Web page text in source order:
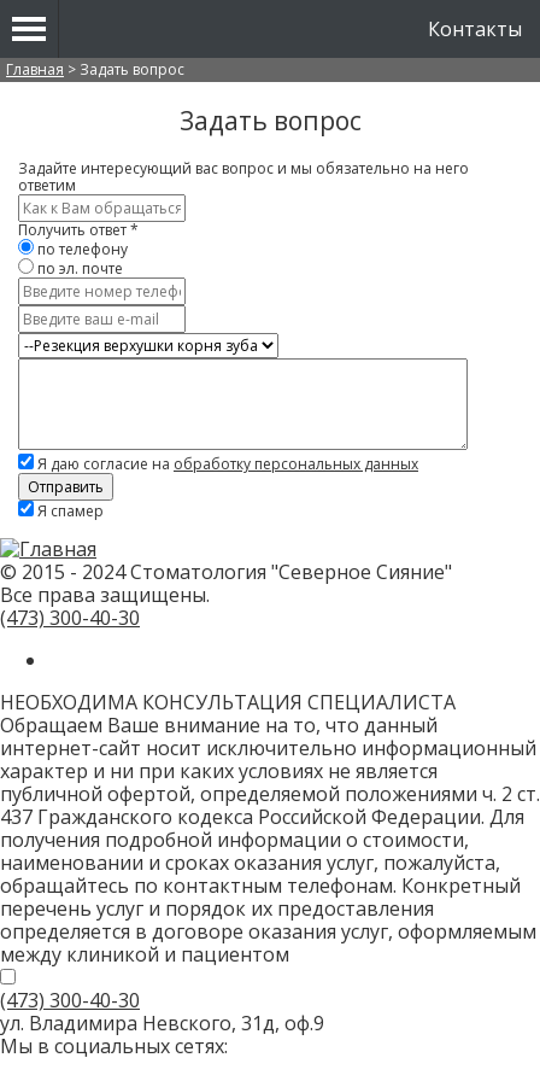
Контакты
Вы здесь
Главная > Задать вопрос
Задать вопрос
Задайте интересующий вас вопрос и мы обязательно на него
ответим
Имя
*
Получить ответ*
по телефону
по эл. почте
Контактный
телефон
E-
mail
Услуга
Вопрос
Я даю согласие на обработку персональных данных
Скажите,
не
заполняйте
это
поле.
CAPTCHA
только
роботов!
Я спамер
© 2015 - 2024 Стоматология "Северное Сияние"
Все права защищены.
(473) 300-40-30
НЕОБХОДИМА КОНСУЛЬТАЦИЯ СПЕЦИАЛИСТА
Обращаем Ваше внимание на то, что данный
интернет-сайт носит исключительно информационный
характер и ни при каких условиях не является
публичной офертой, определяемой положениями ч. 2 ст.
437 Гражданского кодекса Российской Федерации. Для
получения подробной информации о стоимости,
наименовании и сроках оказания услуг, пожалуйста,
обращайтесь по контактным телефонам. Конкретный
перечень услуг и порядок их предоставления
определяется в договоре оказания услуг, оформляемым
между клиникой и пациентом
(473) 300-40-30
ул. Владимира Невского, 31д, оф.9
Мы в социальных сетях: